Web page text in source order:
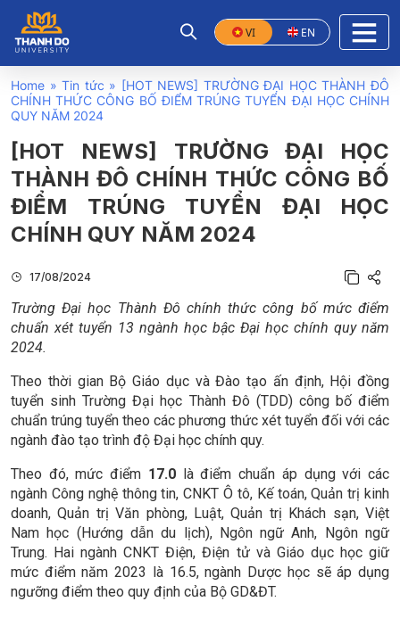
VI EN
Home »Tin tức » [HOT NEWS] TRƯỜNG ĐẠI HỌC THÀNH ĐÔ
CHÍNH THỨC CÔNG BỐ ĐIỂM TRÚNG TUYỂN ĐẠI HỌC CHÍNH
QUY NĂM 2024
[HOT NEWS] TRƯỜNG ĐẠI HỌC
THÀNH ĐÔ CHÍNH THỨC CÔNG BỐ
ĐIỂM TRÚNG TUYỂN ĐẠI HỌC
CHÍNH QUY NĂM 2024
17/08/2024
Trường Đại học Thành Đô chính thức công bố mức điểm
chuẩn xét tuyển 13 ngành học bậc Đại học chính quy năm
2024.
Theo thời gian Bộ Giáo dục và Đào tạo ấn định, Hội đồng
tuyển sinh Trường Đại học Thành Đô (TDD) công bố điểm
chuẩn trúng tuyển theo các phương thức xét tuyển đối với các
ngành đào tạo trình độ Đại học chính quy.
Theo đó, mức điểm 17.0là điểm chuẩn áp dụng với các
ngành Công nghệ thông tin, CNKT Ô tô, Kế toán, Quản trị kinh
doanh, Quản trị Văn phòng, Luật, Quản trị Khách sạn, Việt
Nam học (Hướng dẫn du lịch), Ngôn ngữ Anh, Ngôn ngữ
Trung. Hai ngành CNKT Điện, Điện tử và Giáo dục học giữ
mức điểm năm 2023 là 16.5, ngành Dược học sẽ áp dụng
ngưỡng điểm theo quy định của Bộ GD&ĐT.